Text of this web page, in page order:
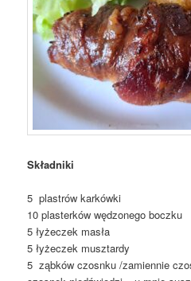
Składniki
5 plastrów karkówki
10 plasterków wędzonego boczku
5 łyżeczek masła
5 łyżeczek musztardy
5 ząbków czosnku /zamiennie